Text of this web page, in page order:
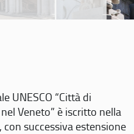
UNESCO “Città di
Veneto” è iscritto nella
successiva estensione